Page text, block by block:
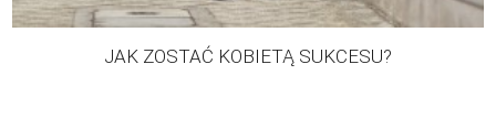
JAK ZOSTAĆ KOBIETĄ SUKCESU?